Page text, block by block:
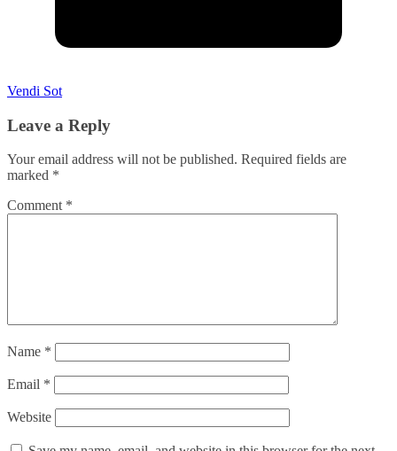
Vendi Sot
Leave a Reply
Your email address will not be published. Required fields are
marked *
Comment *
Name *
Email *
Website